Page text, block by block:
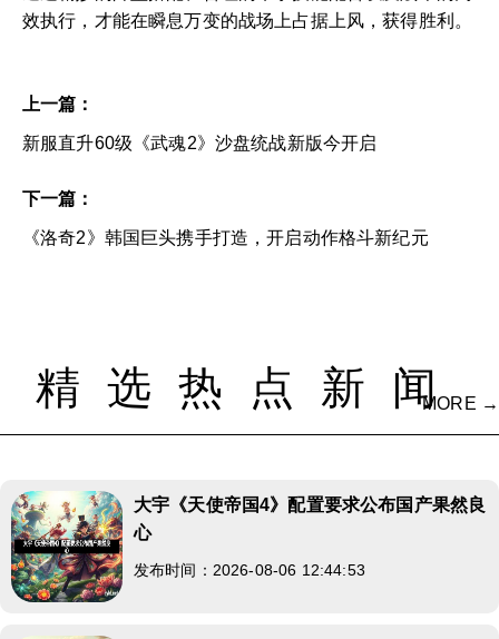
效执行，才能在瞬息万变的战场上占据上风，获得胜利。
上一篇：
新服直升60级《武魂2》沙盘统战新版今开启
下一篇：
《洛奇2》韩国巨头携手打造，开启动作格斗新纪元
精选热点新闻
MORE →
大宇《天使帝国4》配置要求公布国产果然良
心
发布时间：2026-08-06 12:44:53